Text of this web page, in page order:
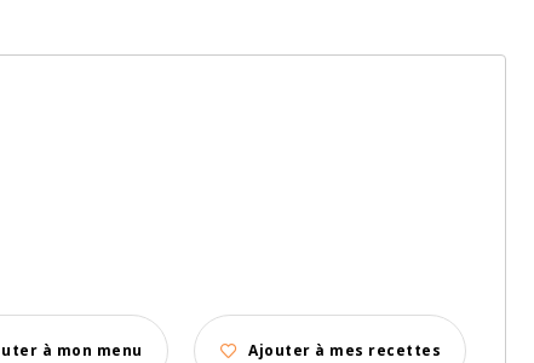
à mon menu Ajouter à mes recettes